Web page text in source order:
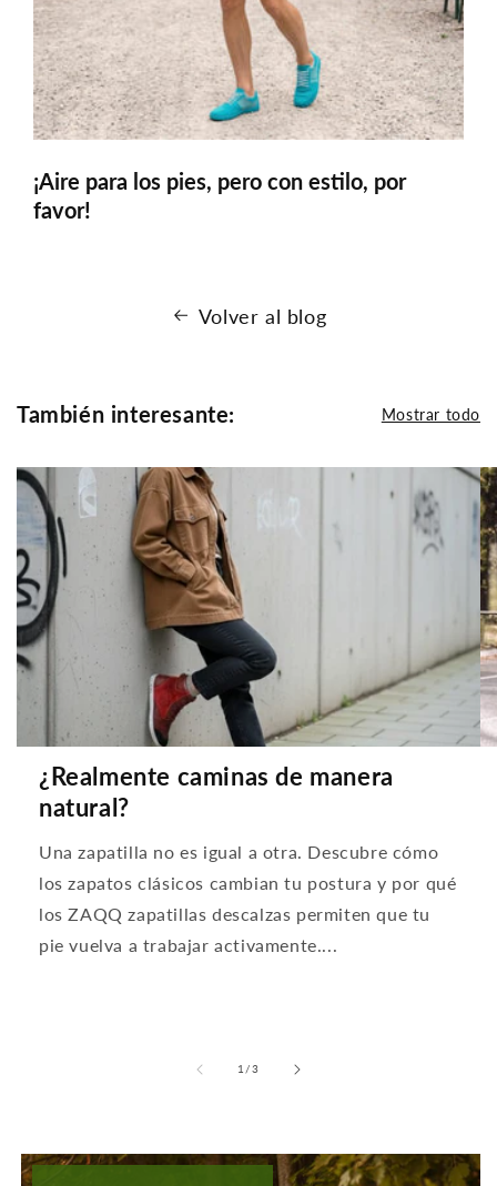
¡Aire para los pies, pero con estilo, por
favor!
Volver al blog
También interesante: Mostrar todo
¿Realmente caminas de manera
natural?
Una zapatilla no es igual a otra. Descubre cómo
los zapatos clásicos cambian tu postura y por qué
los ZAQQ zapatillas descalzas permiten que tu
pie vuelva a trabajar activamente....
1 /de
3